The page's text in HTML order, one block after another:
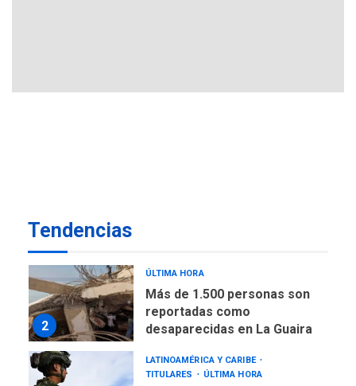
Tendencias
de almacenamiento de agua
2
ÚLTIMA HORA
Más de 1.500 personas son
reportadas como
desaparecidas en La Guaira
LATINOAMÉRICA Y CARIBE
TITULARES
ÚLTIMA HORA